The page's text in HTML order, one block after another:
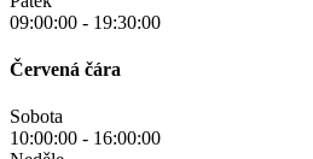
09:00:00 - 19:30:00
Červená čára
Sobota
10:00:00 - 16:00:00